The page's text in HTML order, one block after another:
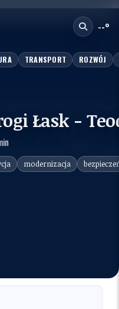
--°
TRANSPORT ROZWÓJ
Łask -
modernizacja